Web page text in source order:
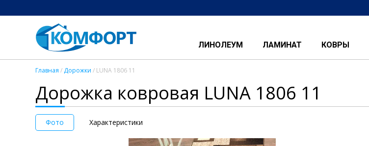
ЛИНОЛЕУМ ЛАМИНАТ КОВРЫ
Главная / Дорожки / LUNA 1806 11
Дорожка ковровая LUNA 1806 11
Фото Характеристики